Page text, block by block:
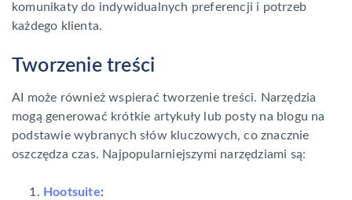
komunikaty do indywidualnych preferencji i potrzeb
każdego klienta.
Tworzenie treści
AI może również wspierać tworzenie treści. Narzędzia
mogą generować krótkie artykuły lub posty na blogu na
podstawie wybranych słów kluczowych, co znacznie
oszczędza czas. Najpopularniejszymi narzędziami są:
Hootsuite: